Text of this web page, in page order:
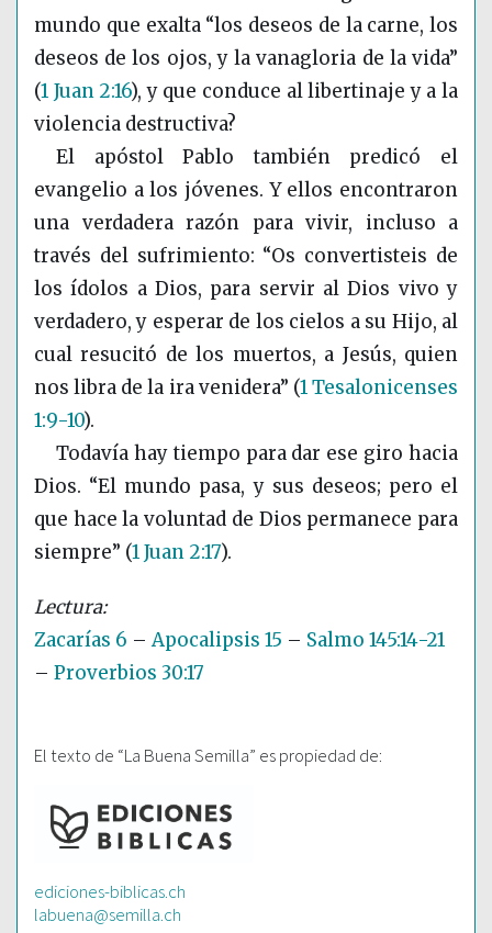
mundo que exalta “los deseos de la carne, los
deseos de los ojos, y la vanagloria de la vida”
(1 Juan 2:16), y que conduce al libertinaje y a la
violencia destructiva?
El apóstol Pablo también predicó el
evangelio a los jóvenes. Y ellos encontraron
una verdadera razón para vivir, incluso a
través del sufrimiento: “Os convertisteis de
los ídolos a Dios, para servir al Dios vivo y
verdadero, y esperar de los cielos a su Hijo, al
cual resucitó de los muertos, a Jesús, quien
nos libra de la ira venidera” (1 Tesalonicenses
1:9-10).
Todavía hay tiempo para dar ese giro hacia
Dios. “El mundo pasa, y sus deseos; pero el
que hace la voluntad de Dios permanece para
siempre” (1 Juan 2:17).
Zacarías 6 –Apocalipsis 15 – Salmo 145:14-21
– Proverbios 30:17
El texto de “La Buena Semilla” es propiedad de:
ediciones-biblicas.ch
labuena@semilla.ch